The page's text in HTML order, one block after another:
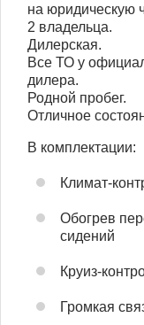
на юридическую
2 владельца.
Дилерская.
Все ТО у
дилера.
Родной пробег.
Отличное
В комплектации:
Климат-
Обогрев
сидений
Круиз-
Громкая